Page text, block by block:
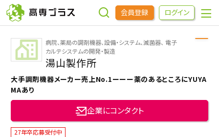
会員登録 ログイン
企業をさがす
進学先をさがす
インターンシップ・イベントをさがす
病院、薬局の調剤機器、設備・システム、滅菌器、 電子
カルテシステムの開発・製造
湯山製作所
大手調剤機器メーカー売上No.1ーーー薬のあるところにYUYA
MAあり
企業にコンタクト
27年卒応募受付中